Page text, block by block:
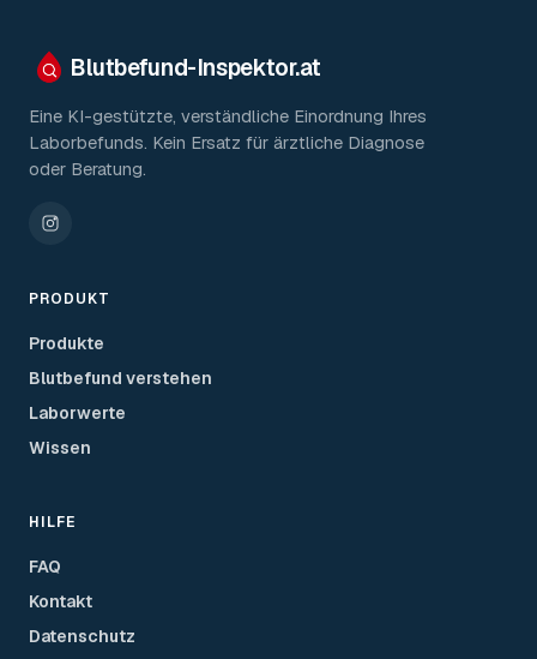
Blutbefund-Inspektor.at
Eine KI-gestützte, verständliche Einordnung Ihres
Laborbefunds. Kein Ersatz für ärztliche Diagnose
oder Beratung.
PRODUKT
Produkte
Blutbefund verstehen
Laborwerte
Wissen
HILFE
FAQ
Kontakt
Datenschutz